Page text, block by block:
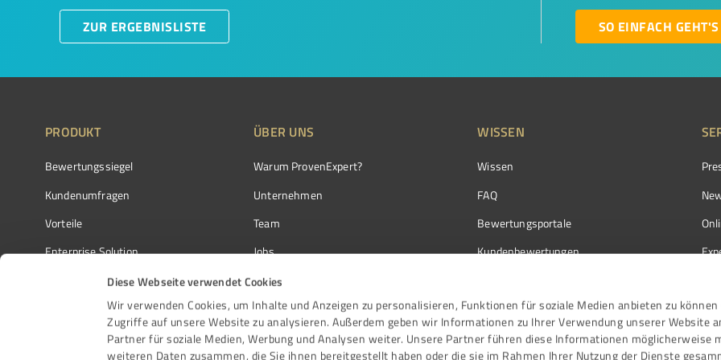
Diese Webseite verwendet Cookies
Wir verwenden Cookies, um Inhalte und Anzeigen zu personalisieren, Funktionen für soziale Medien anbieten zu können
Zugriffe auf unsere Website zu analysieren. Außerdem geben wir Informationen zu Ihrer Verwendung unserer Website
Partner für soziale Medien, Werbung und Analysen weiter. Unsere Partner führen diese Informationen möglicherweise
weiteren Daten zusammen, die Sie ihnen bereitgestellt haben oder die sie im Rahmen Ihrer Nutzung der Dienste
ZUR ERGEBNISLISTE SO EINFACH GEHT'S
PRODUKT
Bewertungssiegel
Kundenumfragen
Vorteile
Enterprise Solution
Partnerprogramm
Auszeichnungen
ÜBER UNS
Warum ProvenExpert?
Unternehmen
Team
Jobs
Kundenstimmen
Kontakt
WISSEN
Wissen
FAQ
Bewertungsportale
Kundenbewertungen
Bewertungs­richtlinien
Events